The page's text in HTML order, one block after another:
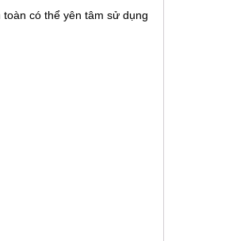
có thể yên tâm sử dụng